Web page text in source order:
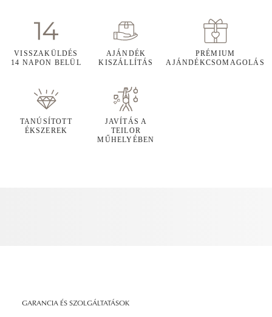
VISSZAKÜLDÉS
14 NAPON BELÜL
AJÁNDÉK
KISZÁLLÍTÁS
PRÉMIUM
AJÁNDÉKCSOMAGOLÁS
TANÚSÍTOTT
ÉKSZEREK
JAVÍTÁS A
TEILOR
MŰHELYÉBEN
GARANCIA ÉS SZOLGÁLTATÁSOK